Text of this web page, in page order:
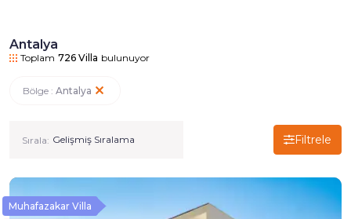
Antalya
Toplam 726 Villa bulunuyor
Bölge : Antalya
Sırala: Filtrele
Muhafazakar Villa